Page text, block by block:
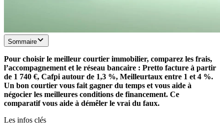
Sommaire
Pour choisir le meilleur courtier immobilier, comparez les frais,
l’accompagnement et le réseau bancaire : Pretto facture à partir
de 1 740 €, Cafpi autour de 1,3 %, Meilleurtaux entre 1 et 4 %.
Un bon courtier vous fait gagner du temps et vous aide à
négocier les meilleures conditions de financement. Ce
comparatif vous aide à démêler le vrai du faux.
Les infos clés